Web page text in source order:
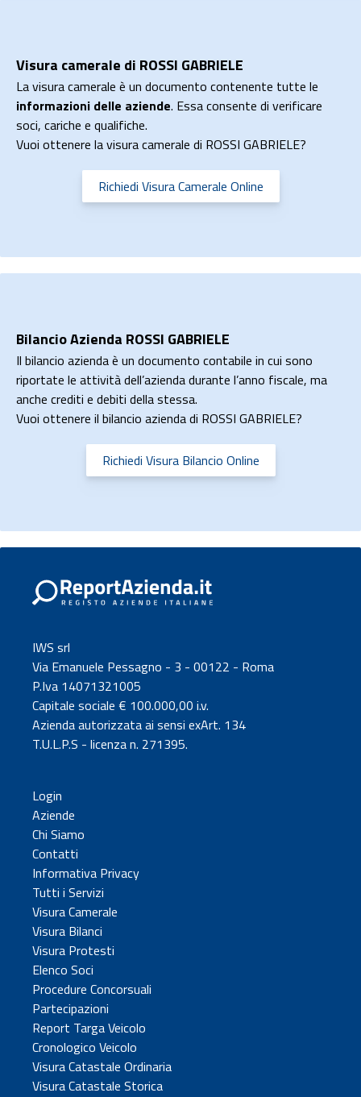
Visura camerale di ROSSI GABRIELE
La visura camerale è un documento contenente tutte le
informazioni delle aziende. Essa consente di verificare
soci, cariche e qualifiche.
Vuoi ottenere la visura camerale di ROSSI GABRIELE?
Richiedi Visura Camerale Online
Bilancio Azienda ROSSI GABRIELE
Il bilancio azienda è un documento contabile in cui sono
riportate le attività dell’azienda durante l’anno fiscale, ma
anche crediti e debiti della stessa.
Vuoi ottenere il bilancio azienda di ROSSI GABRIELE?
Richiedi Visura Bilancio Online
IWS srl
Via Emanuele Pessagno - 3 - 00122 - Roma
P.Iva 14071321005
Capitale sociale € 100.000,00 i.v.
Azienda autorizzata ai sensi exArt. 134
T.U.L.P.S - licenza n. 271395.
Login
Aziende
Chi Siamo
Contatti
Informativa Privacy
Tutti i Servizi
Visura Camerale
Visura Bilanci
Visura Protesti
Elenco Soci
Procedure Concorsuali
Partecipazioni
Report Targa Veicolo
Cronologico Veicolo
Visura Catastale Ordinaria
Visura Catastale Storica